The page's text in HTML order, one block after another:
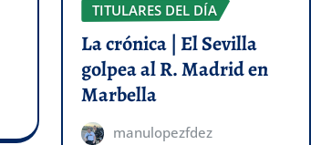
TITULARES DEL DÍA
La crónica | El Sevilla
golpea al R. Madrid en
Marbella
manulopezfdez